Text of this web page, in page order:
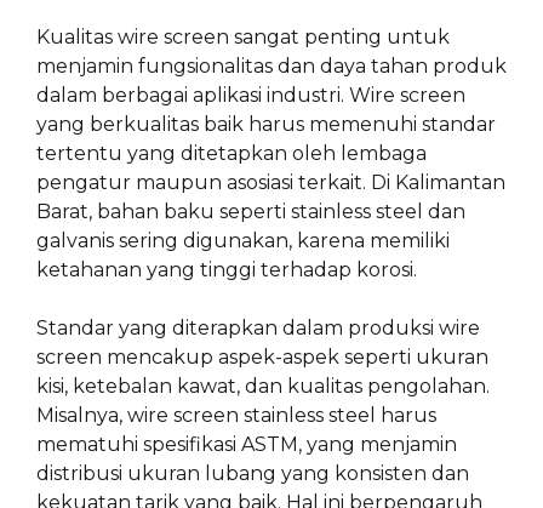
Kualitas wire screen sangat penting untuk
menjamin fungsionalitas dan daya tahan produk
dalam berbagai aplikasi industri. Wire screen
yang berkualitas baik harus memenuhi standar
tertentu yang ditetapkan oleh lembaga
pengatur maupun asosiasi terkait. Di Kalimantan
Barat, bahan baku seperti stainless steel dan
galvanis sering digunakan, karena memiliki
ketahanan yang tinggi terhadap korosi.
Standar yang diterapkan dalam produksi wire
screen mencakup aspek-aspek seperti ukuran
kisi, ketebalan kawat, dan kualitas pengolahan.
Misalnya, wire screen stainless steel harus
mematuhi spesifikasi ASTM, yang menjamin
distribusi ukuran lubang yang konsisten dan
kekuatan tarik yang baik. Hal ini berpengaruh